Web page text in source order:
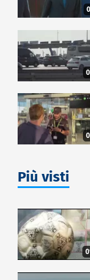
Più visti